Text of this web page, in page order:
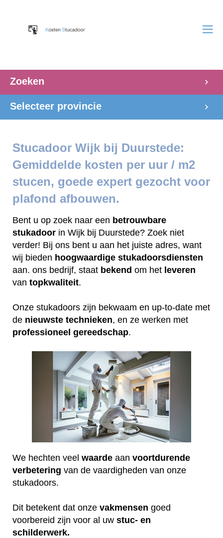
Zoeken
Selecteer provincie
Stucadoor Wijk bij Duurstede:
Gemiddelde kosten per uur / m2
stucen, goede expert gezocht voor
plafond afbouwen.
Bent u op zoek naar een betrouwbare
stukadoor in Wijk bij Duurstede? Zoek niet
verder! Bij ons bent u aan het juiste adres, want
wij bieden hoogwaardige stukadoorsdiensten
aan. ons bedrijf, staat bekend om het leveren
van topkwaliteit.
Onze stukadoors zijn bekwaam en up-to-date met
de nieuwste technieken, en ze werken met
professioneel gereedschap.
We hechten veel waarde aan voortdurende
verbetering van de vaardigheden van onze
stukadoors.
Dit betekent dat onze vakmensen goed
voorbereid zijn voor al uw stuc- en
schilderwerk.